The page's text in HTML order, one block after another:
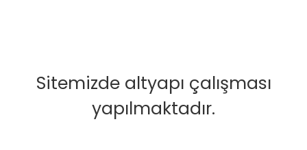
Sitemizde altyapı çalışması
yapılmaktadır.